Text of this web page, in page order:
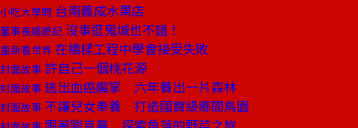
小吃大學問 台南義成水果店
董事長嬉遊記 沒事逛鬼城也不錯！
重新看世界 在橋樑工程中學會接受失敗
封面故事 許自己一個桃花源
封面故事 逃出血癌魔掌 六年養出一片森林
封面故事 不讓兒女奉養 打造國寶級鄉間鳥園